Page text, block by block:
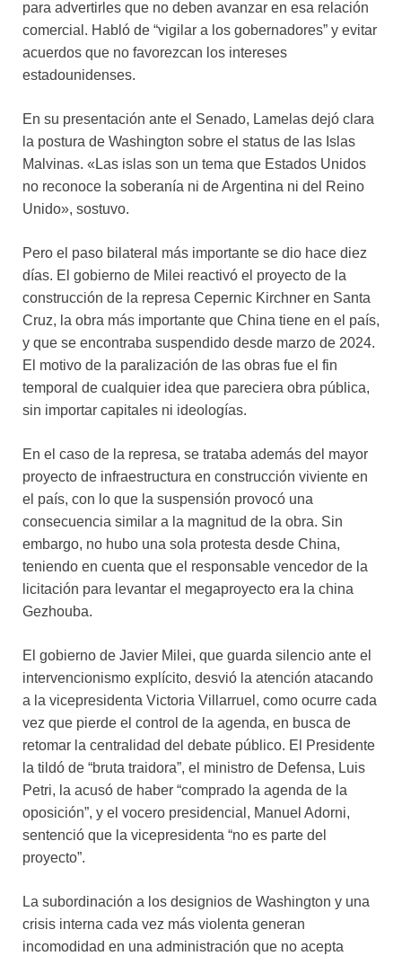
para advertirles que no deben avanzar en esa relación
comercial. Habló de “vigilar a los gobernadores” y evitar
acuerdos que no favorezcan los intereses
estadounidenses.
En su presentación ante el Senado, Lamelas dejó clara
la postura de Washington sobre el status de las Islas
Malvinas. «Las islas son un tema que Estados Unidos
no reconoce la soberanía ni de Argentina ni del Reino
Unido», sostuvo.
Pero el paso bilateral más importante se dio hace diez
días. El gobierno de Milei reactivó el proyecto de la
construcción de la represa Cepernic Kirchner en Santa
Cruz, la obra más importante que China tiene en el país,
y que se encontraba suspendido desde marzo de 2024.
El motivo de la paralización de las obras fue el fin
temporal de cualquier idea que pareciera obra pública,
sin importar capitales ni ideologías.
En el caso de la represa, se trataba además del mayor
proyecto de infraestructura en construcción viviente en
el país, con lo que la suspensión provocó una
consecuencia similar a la magnitud de la obra. Sin
embargo, no hubo una sola protesta desde China,
teniendo en cuenta que el responsable vencedor de la
licitación para levantar el megaproyecto era la china
Gezhouba.
El gobierno de Javier Milei, que guarda silencio ante el
intervencionismo explícito, desvió la atención atacando
a la vicepresidenta Victoria Villarruel, como ocurre cada
vez que pierde el control de la agenda, en busca de
retomar la centralidad del debate público. El Presidente
la tildó de “bruta traidora”, el ministro de Defensa, Luis
Petri, la acusó de haber “comprado la agenda de la
oposición”, y el vocero presidencial, Manuel Adorni,
sentenció que la vicepresidenta “no es parte del
proyecto”.
La subordinación a los designios de Washington y una
crisis interna cada vez más violenta generan
incomodidad en una administración que no acepta